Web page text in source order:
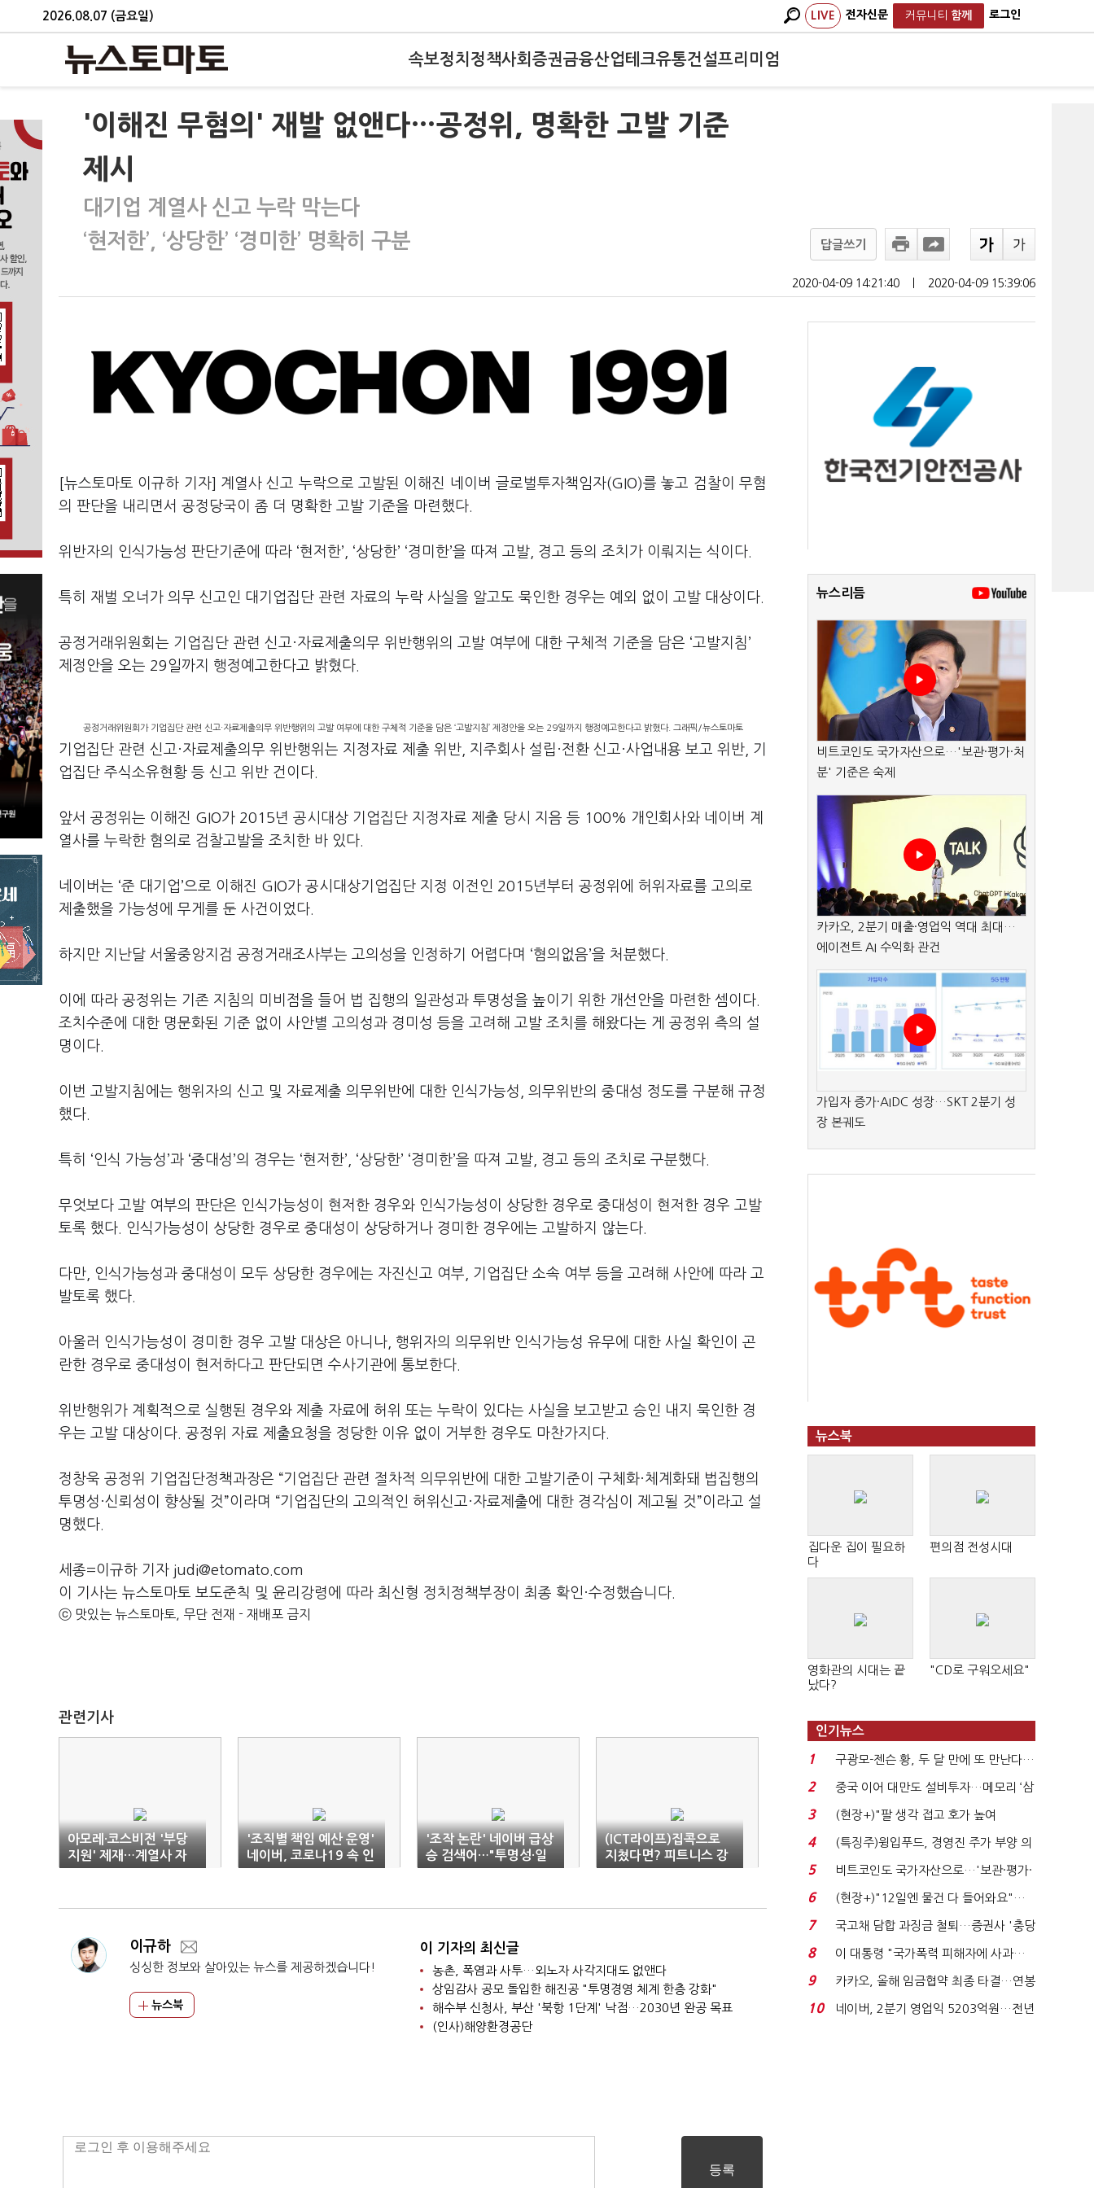
2026.08.07 (금요일) LIVE 전자신문 커뮤니티 함께 로그인
속보정치 정책사회 증권금융산업테크유통건설프리미엄
'이해진 무혐의' 재발 없앤다…공정위, 명확한 고발 기준
제시
대기업 계열사 신고 누락 막는다
‘현저한’, ‘상당한’ ‘경미한’ 명확히 구분
답글쓰기
2020-04-09 14:21:40 2020-04-09 15:39:06
[뉴스토마토 이규하 기자] 계열사 신고 누락으로 고발된 이해진 네이버 글로벌투자책임자(GIO)를 놓고 검찰이 무혐
의 판단을 내리면서 공정당국이 좀 더 명확한 고발 기준을 마련했다.
위반자의 인식가능성 판단기준에 따라 ‘현저한’, ‘상당한’ ‘경미한’을 따져 고발, 경고 등의 조치가 이뤄지는 식이다.
특히 재벌 오너가 의무 신고인 대기업집단 관련 자료의 누락 사실을 알고도 묵인한 경우는 예외 없이 고발 대상이다.
공정거래위원회는 기업집단 관련 신고·자료제출의무 위반행위의 고발 여부에 대한 구체적 기준을 담은 ‘고발지침’
제정안을 오는 29일까지 행정예고한다고 밝혔다.
공정거래위원회가 기업집단 관련 신고·자료제출의무 위반행위의 고발 여부에 대한 구체적 기준을 담은 ‘고발지침’ 제정안을 오는 29일까지 행정예고한다고 밝혔다. 그래픽/뉴스토마토
기업집단 관련 신고·자료제출의무 위반행위는 지정자료 제출 위반, 지주회사 설립·전환 신고·사업내용 보고 위반, 기
업집단 주식소유현황 등 신고 위반 건이다.
앞서 공정위는 이해진 GIO가 2015년 공시대상 기업집단 지정자료 제출 당시 지음 등 100% 개인회사와 네이버 계
열사를 누락한 혐의로 검찰고발을 조치한 바 있다.
네이버는 ‘준 대기업’으로 이해진 GIO가 공시대상기업집단 지정 이전인 2015년부터 공정위에 허위자료를 고의로
제출했을 가능성에 무게를 둔 사건이었다.
하지만 지난달 서울중앙지검 공정거래조사부는 고의성을 인정하기 어렵다며 ‘혐의없음’을 처분했다.
이에 따라 공정위는 기존 지침의 미비점을 들어 법 집행의 일관성과 투명성을 높이기 위한 개선안을 마련한 셈이다.
조치수준에 대한 명문화된 기준 없이 사안별 고의성과 경미성 등을 고려해 고발 조치를 해왔다는 게 공정위 측의 설
명이다.
이번 고발지침에는 행위자의 신고 및 자료제출 의무위반에 대한 인식가능성, 의무위반의 중대성 정도를 구분해 규정
했다.
특히 ‘인식 가능성’과 ‘중대성’의 경우는 ‘현저한’, ‘상당한’ ‘경미한’을 따져 고발, 경고 등의 조치로 구분했다.
무엇보다 고발 여부의 판단은 인식가능성이 현저한 경우와 인식가능성이 상당한 경우로 중대성이 현저한 경우 고발
토록 했다. 인식가능성이 상당한 경우로 중대성이 상당하거나 경미한 경우에는 고발하지 않는다.
다만, 인식가능성과 중대성이 모두 상당한 경우에는 자진신고 여부, 기업집단 소속 여부 등을 고려해 사안에 따라 고
발토록 했다.
아울러 인식가능성이 경미한 경우 고발 대상은 아니나, 행위자의 의무위반 인식가능성 유무에 대한 사실 확인이 곤
란한 경우로 중대성이 현저하다고 판단되면 수사기관에 통보한다.
위반행위가 계획적으로 실행된 경우와 제출 자료에 허위 또는 누락이 있다는 사실을 보고받고 승인 내지 묵인한 경
우는 고발 대상이다. 공정위 자료 제출요청을 정당한 이유 없이 거부한 경우도 마찬가지다.
정창욱 공정위 기업집단정책과장은 “기업집단 관련 절차적 의무위반에 대한 고발기준이 구체화·체계화돼 법집행의
투명성·신뢰성이 향상될 것”이라며 “기업집단의 고의적인 허위신고·자료제출에 대한 경각심이 제고될 것”이라고 설
명했다.
세종=이규하 기자 judi@etomato.com
이 기사는 뉴스토마토 보도준칙 및 윤리강령에 따라 최신형 정치정책부장이 최종 확인·수정했습니다.
ⓒ 맛있는 뉴스토마토, 무단 전재 - 재배포 금지
관련기사
아모레·코스비전 '부당
지원' 제재…계열사 자
금 차입 '750억 무상 담
'조직별 책임 예산 운영'
네이버, 코로나19 속 인
재 채용 지속
'조작 논란' 네이버 급상
승 검색어…"투명성·일
관된 원칙이 해법"
(ICT라이프)집콕으로
지쳤다면? 피트니스 강
사에게 온라인 상담받자
이규하
싱싱한 정보와 살아있는 뉴스를 제공하겠습니다!
뉴스북
이 기자의 최신글
농촌, 폭염과 사투…외노자 사각지대도 없앤다
상임감사 공모 돌입한 해진공 "투명경영 체계 한층 강화"
해수부 신청사, 부산 '북항 1단계' 낙점…2030년 완공 목표
(인사)해양환경공단
뉴스리듬
비트코인도 국가자산으로…'보관·평가·처
분' 기준은 숙제
카카오, 2분기 매출·영업익 역대 최대…
에이전트 AI 수익화 관건
가입자 증가·AIDC 성장…SKT 2분기 성
장 본궤도
뉴스북
집다운 집이 필요하
다
편의점 전성시대
영화관의 시대는 끝
났다?
"CD로 구워오세요"
인기뉴스
1
구광모-젠슨 황, 두 달 만에 또 만난다…
로봇·AI 등 논...
2
중국 이어 대만도 설비투자…메모리 ‘삼
국전쟁’
3
(현장+)"팔 생각 접고 호가 높여
요"…'덜 똘똘한 한 채' 20...
4
(특징주)윙입푸드, 경영진 주가 부양 의
지에 상한가...
5
비트코인도 국가자산으로…'보관·평가·
처분' 기준은 ...
6
(현장+)"12일엔 물건 다 들어와요"…
빈 매대 채우며 문 연 ...
7
국고채 담합 과징금 철퇴…증권사 '충당
금 폭탄' 우려...
8
이 대통령 "국가폭력 피해자에 사과…
적극적 조사로 진...
9
카카오, 올해 임금협약 최종 타결…연봉
6.3% 인상·격려...
10
네이버, 2분기 영업익 5203억원…전년